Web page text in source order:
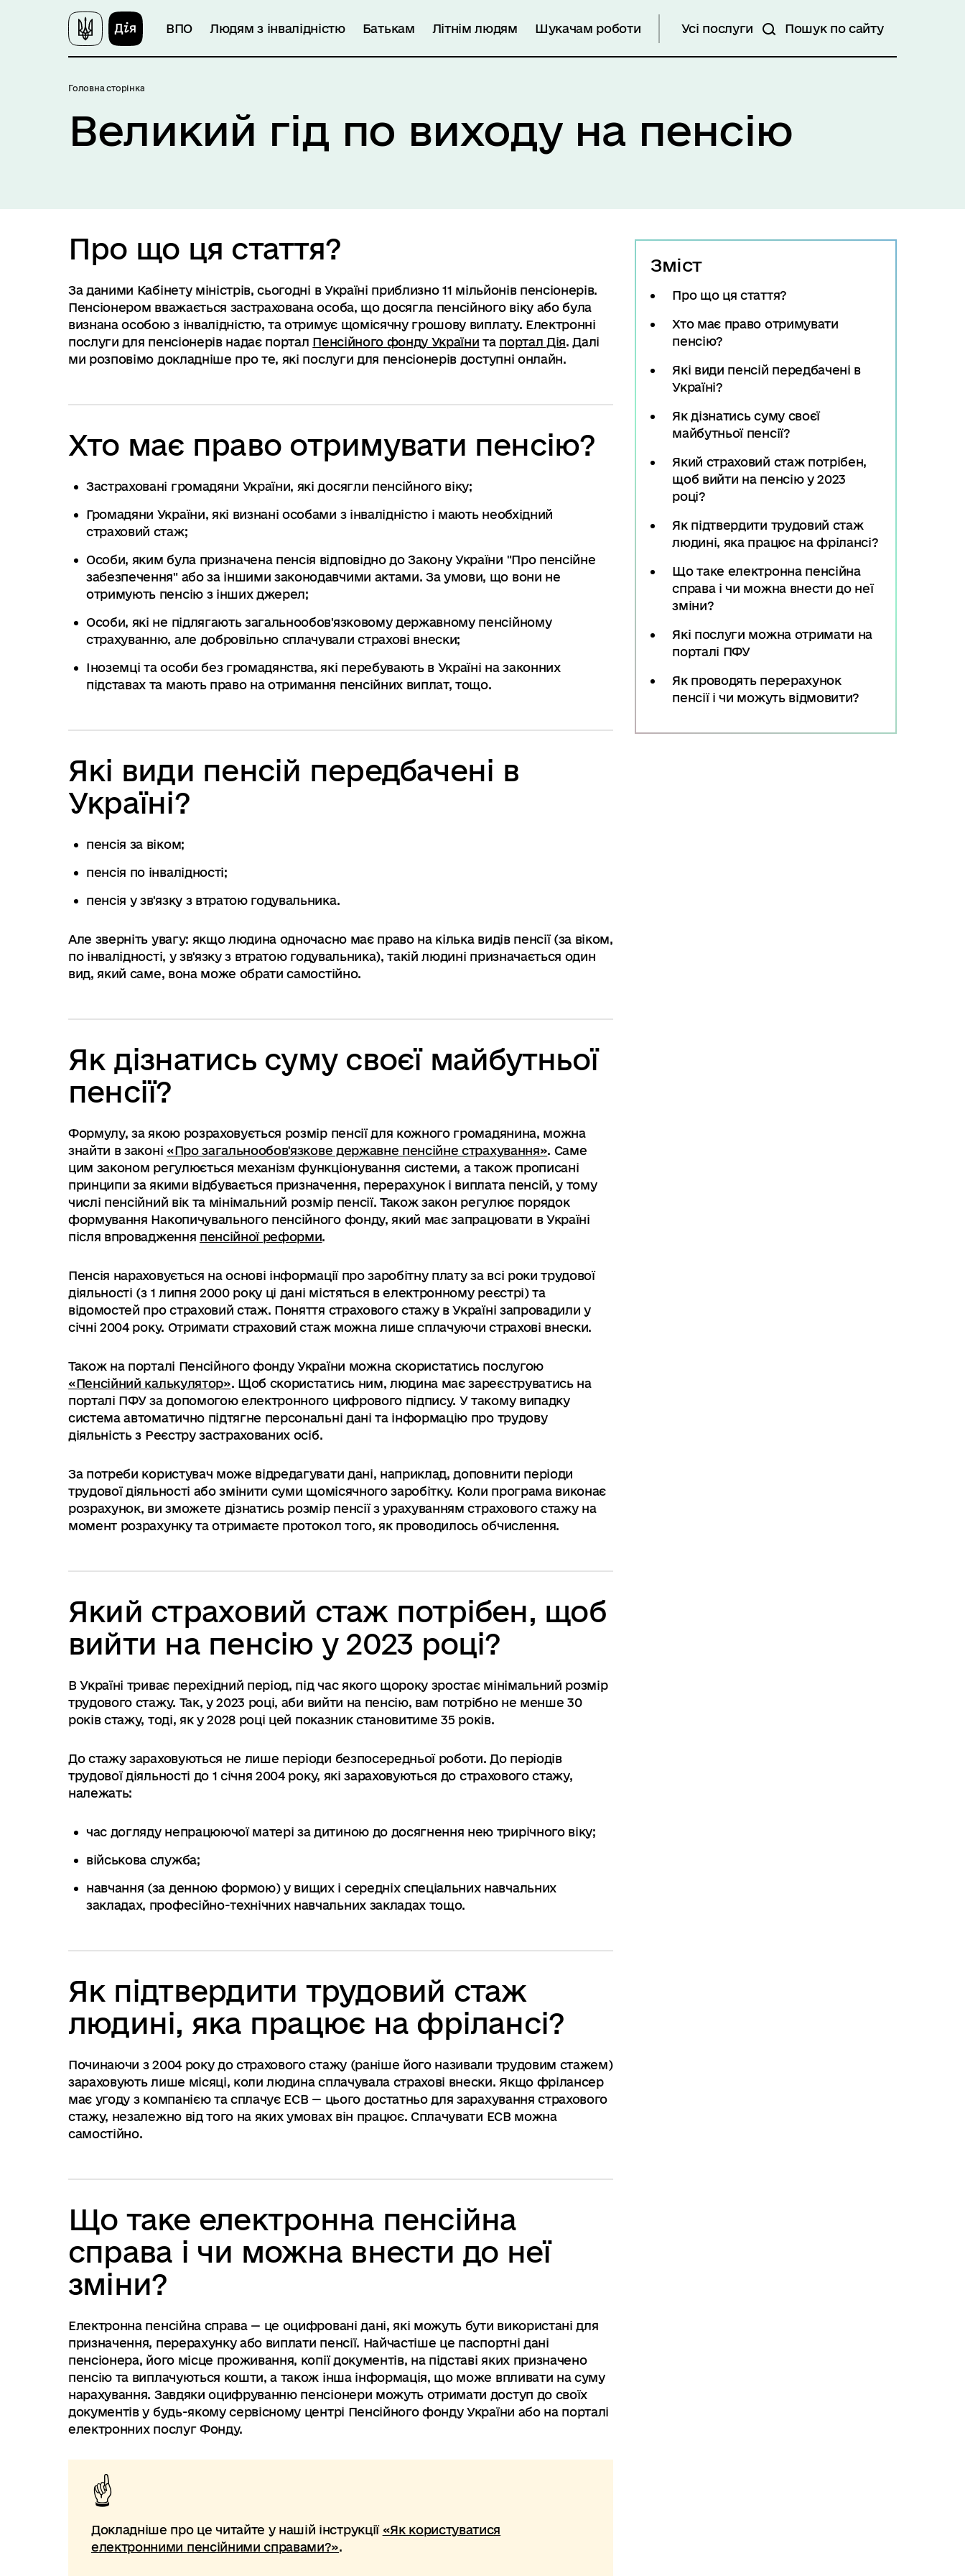
ВПО Людям з інвалідністю Батькам Літнім людям Шукачам роботи Усі послуги Пошук по сайту
Головна сторінка
Великий гід по виходу на пенсію
Зміст
Про що ця стаття?
Хто має право отримувати
пенсію?
Які види пенсій передбачені в
Україні?
Як дізнатись суму своєї
майбутньої пенсії?
Який страховий стаж потрібен,
щоб вийти на пенсію у 2023
році?
Як підтвердити трудовий стаж
людині, яка працює на фрілансі?
Що таке електронна пенсійна
справа і чи можна внести до неї
зміни?
Які послуги можна отримати на
порталі ПФУ
Як проводять перерахунок
пенсії і чи можуть відмовити?
Про що ця стаття?
За даними Кабінету міністрів, сьогодні в Україні приблизно 11 мільйонів пенсіонерів.
Пенсіонером вважається застрахована особа, що досягла пенсійного віку або була
визнана особою з інвалідністю, та отримує щомісячну грошову виплату. Електронні
послуги для пенсіонерів надає портал Пенсійного фонду України та портал Дія. Далі
ми розповімо докладніше про те, які послуги для пенсіонерів доступні онлайн.
Хто має право отримувати пенсію?
Застраховані громадяни України, які досягли пенсійного віку;
Громадяни України, які визнані особами з інвалідністю і мають необхідний
страховий стаж;
Особи, яким була призначена пенсія відповідно до Закону України "Про пенсійне
забезпечення" або за іншими законодавчими актами. За умови, що вони не
отримують пенсію з інших джерел;
Особи, які не підлягають загальнообов'язковому державному пенсійному
страхуванню, але добровільно сплачували страхові внески;
Іноземці та особи без громадянства, які перебувають в Україні на законних
підставах та мають право на отримання пенсійних виплат, тощо.
Які види пенсій передбачені в
Україні?
пенсія за віком;
пенсія по інвалідності;
пенсія у зв'язку з втратою годувальника.
Але зверніть увагу: якщо людина одночасно має право на кілька видів пенсії (за віком,
по інвалідності, у зв'язку з втратою годувальника), такій людині призначається один
вид, який саме, вона може обрати самостійно.
Як дізнатись суму своєї майбутньої
пенсії?
Формулу, за якою розраховується розмір пенсії для кожного громадянина, можна
знайти в законі «Про загальнообов'язкове державне пенсійне страхування». Саме
цим законом регулюється механізм функціонування системи, а також прописані
принципи за якими відбувається призначення, перерахунок і виплата пенсій, у тому
числі пенсійний вік та мінімальний розмір пенсії. Також закон регулює порядок
формування Накопичувального пенсійного фонду, який має запрацювати в Україні
після впровадження пенсійної реформи.
Пенсія нараховується на основі інформації про заробітну плату за всі роки трудової
діяльності (з 1 липня 2000 року ці дані містяться в електронному реєстрі) та
відомостей про страховий стаж. Поняття страхового стажу в Україні запровадили у
січні 2004 року. Отримати страховий стаж можна лише сплачуючи страхові внески.
Також на порталі Пенсійного фонду України можна скористатись послугою
«Пенсійний калькулятор». Щоб скористатись ним, людина має зареєструватись на
порталі ПФУ за допомогою електронного цифрового підпису. У такому випадку
система автоматично підтягне персональні дані та інформацію про трудову
діяльність з Реєстру застрахованих осіб.
За потреби користувач може відредагувати дані, наприклад, доповнити періоди
трудової діяльності або змінити суми щомісячного заробітку. Коли програма виконає
розрахунок, ви зможете дізнатись розмір пенсії з урахуванням страхового стажу на
момент розрахунку та отримаєте протокол того, як проводилось обчислення.
Який страховий стаж потрібен, щоб
вийти на пенсію у 2023 році?
В Україні триває перехідний період, під час якого щороку зростає мінімальний розмір
трудового стажу. Так, у 2023 році, аби вийти на пенсію, вам потрібно не менше 30
років стажу, тоді, як у 2028 році цей показник становитиме 35 років.
До стажу зараховуються не лише періоди безпосередньої роботи. До періодів
трудової діяльності до 1 січня 2004 року, які зараховуються до страхового стажу,
належать:
час догляду непрацюючої матері за дитиною до досягнення нею трирічного віку;
військова служба;
навчання (за денною формою) у вищих і середніх спеціальних навчальних
закладах, професійно-технічних навчальних закладах тощо.
Як підтвердити трудовий стаж
людині, яка працює на фрілансі?
Починаючи з 2004 року до страхового стажу (раніше його називали трудовим стажем)
зараховують лише місяці, коли людина сплачувала страхові внески. Якщо фрілансер
має угоду з компанією та сплачує ЕСВ — цього достатньо для зарахування страхового
стажу, незалежно від того на яких умовах він працює. Сплачувати ЕСВ можна
самостійно.
Що таке електронна пенсійна
справа і чи можна внести до неї
зміни?
Електронна пенсійна справа — це оцифровані дані, які можуть бути використані для
призначення, перерахунку або виплати пенсії. Найчастіше це паспортні дані
пенсіонера, його місце проживання, копії документів, на підставі яких призначено
пенсію та виплачуються кошти, а також інша інформація, що може впливати на суму
нарахування. Завдяки оцифруванню пенсіонери можуть отримати доступ до своїх
документів у будь-якому сервісному центрі Пенсійного фонду України або на порталі
електронних послуг Фонду.
Докладніше про це читайте у нашій інструкції «Як користуватися
електронними пенсійними справами?».